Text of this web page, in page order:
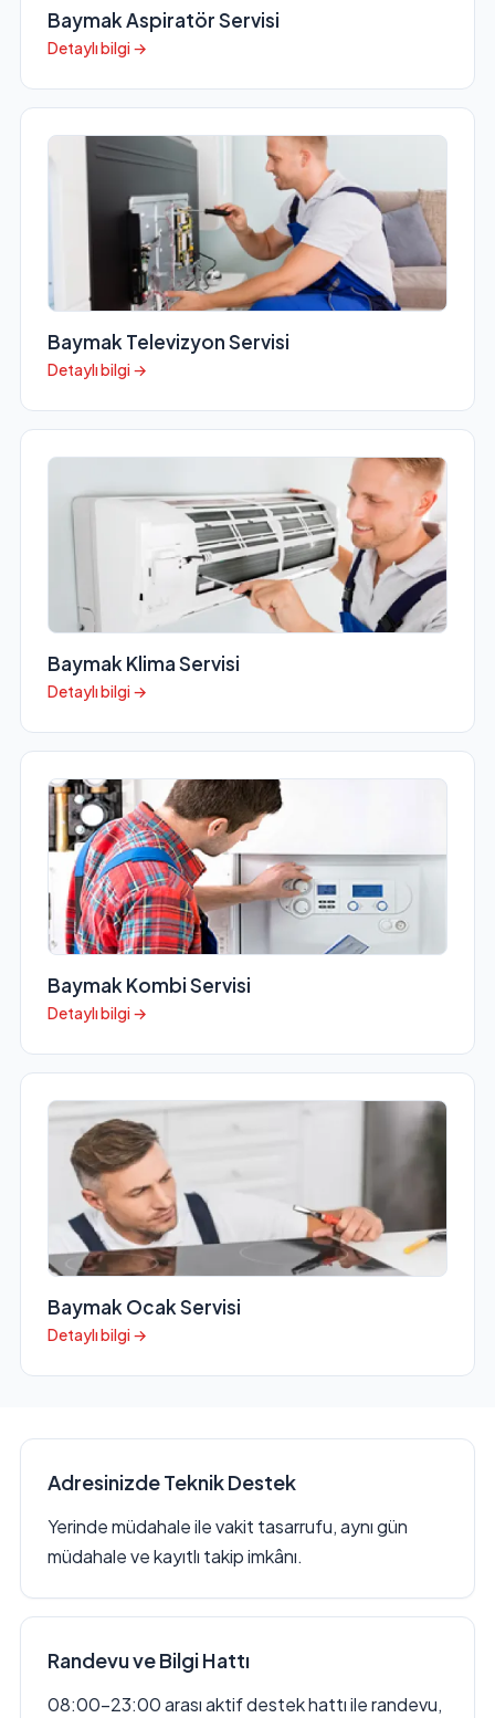
Baymak Aspiratör Servisi
Detaylı bilgi →
Baymak Televizyon Servisi
Detaylı bilgi →
Baymak Klima Servisi
Detaylı bilgi →
Baymak Kombi Servisi
Detaylı bilgi →
Baymak Ocak Servisi
Detaylı bilgi →
Adresinizde Teknik Destek
Yerinde müdahale ile vakit tasarrufu, aynı gün
müdahale ve kayıtlı takip imkânı.
Randevu ve Bilgi Hattı
08:00–23:00 arası aktif destek hattı ile randevu,